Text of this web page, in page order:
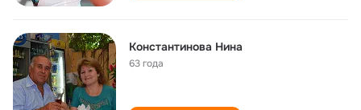
Константинова Нина
63 года